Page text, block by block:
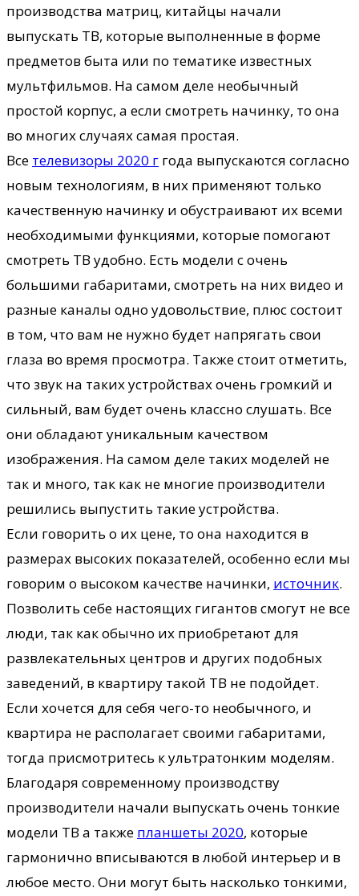
производства матриц, китайцы начали
выпускать ТВ, которые выполненные в форме
предметов быта или по тематике известных
мультфильмов. На самом деле необычный
простой корпус, а если смотреть начинку, то она
во многих случаях самая простая.
Все телевизоры 2020 г года выпускаются согласно
новым технологиям, в них применяют только
качественную начинку и обустраивают их всеми
необходимыми функциями, которые помогают
смотреть ТВ удобно. Есть модели с очень
большими габаритами, смотреть на них видео и
разные каналы одно удовольствие, плюс состоит
в том, что вам не нужно будет напрягать свои
глаза во время просмотра. Также стоит отметить,
что звук на таких устройствах очень громкий и
сильный, вам будет очень классно слушать. Все
они обладают уникальным качеством
изображения. На самом деле таких моделей не
так и много, так как не многие производители
решились выпустить такие устройства.
Если говорить о их цене, то она находится в
размерах высоких показателей, особенно если мы
говорим о высоком качестве начинки, источник.
Позволить себе настоящих гигантов смогут не все
люди, так как обычно их приобретают для
развлекательных центров и других подобных
заведений, в квартиру такой ТВ не подойдет.
Если хочется для себя чего-то необычного, и
квартира не располагает своими габаритами,
тогда присмотритесь к ультратонким моделям.
Благодаря современному производству
производители начали выпускать очень тонкие
модели ТВ а также планшеты 2020, которые
гармонично вписываются в любой интерьер и в
любое место. Они могут быть насколько тонкими,